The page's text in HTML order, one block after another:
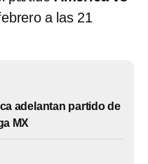
a las 21
adelantan partido de
MX